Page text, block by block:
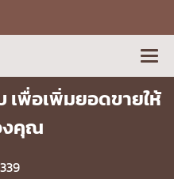
เพื่อเพิ่มยอดขายให้
งคุณ